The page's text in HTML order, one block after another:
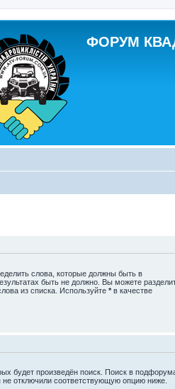
ФОРУМ
слова, которые должны быть в
быть не должно. Вы можете
из списка. Используйте * в качестве
будет произведён поиск. Поиск в
отключили соответствующую опцию ниже.